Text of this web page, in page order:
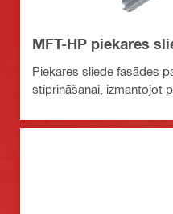
MFT-HP piekares
Piekares sliede fasādes
stiprināšanai, izmantojot